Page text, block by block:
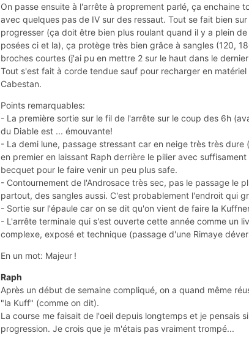
On passe ensuite à l'arrête à proprement parlé, ça enchaine
avec quelques pas de IV sur des ressaut. Tout se fait bien
progresser (ça doit être bien plus roulant quand il y a plein
posées ci et la), ça protège très bien grâce à sangles (120,
broches courtes (j'ai pu en mettre 2 sur le haut dans le
Tout s'est fait à corde tendue sauf pour recharger en
Cabestan.
Points remarquables:
- La première sortie sur le fil de l'arrête sur le coup des 6h
du Diable est ... émouvante!
- La demi lune, passage stressant car en neige très très
en premier en laissant Raph derrière le pilier avec
becquet pour le faire venir un peu plus safe.
- Contournement de l'Androsace très sec, pas le passage le
partout, des sangles aussi. C'est probablement l'endroit qui
- Sortie sur l'épaule car on se dit qu'on vient de faire la
- L'arrête terminale qui s'est ouverte cette année comme un
complexe, exposé et technique (passage d'une Rimaye
En un mot: Majeur !
Raph
Après un début de semaine compliqué, on a quand même
"la Kuff" (comme on dit).
La course me faisait de l'oeil depuis longtemps et je pensais
progression. Je crois que je m'étais pas vraiment trompé...